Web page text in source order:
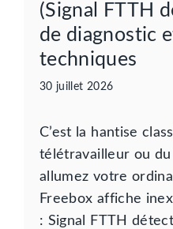
(Signal FTTH
de diagnostic
techniques
30 juillet 2026
C’est la hantise
télétravailleur ou
allumez votre
Freebox affiche
: Signal FTTH